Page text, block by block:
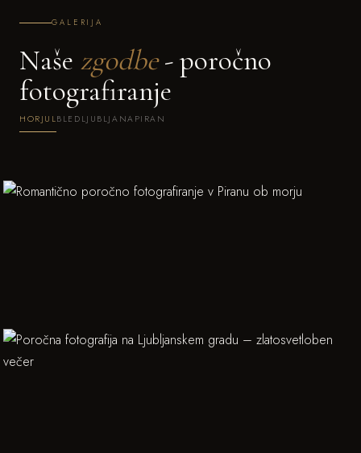
GALERIJA
Naše zgodbe- poročno
fotografiranje
HORJULBLED LJUBLJANA PIRAN